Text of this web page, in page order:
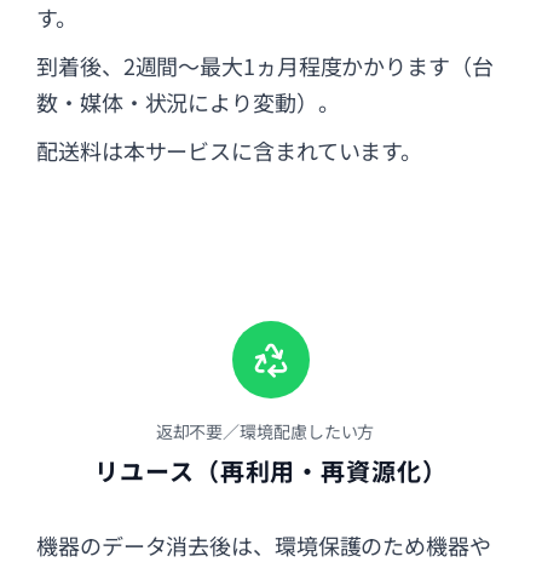
す。
到着後、2週間～最大1ヵ月程度かかります（台
数・媒体・状況により変動）。
配送料は本サービスに含まれています。
返却不要／環境配慮したい方
リユース（再利用・再資源化）
機器のデータ消去後は、環境保護のため機器や